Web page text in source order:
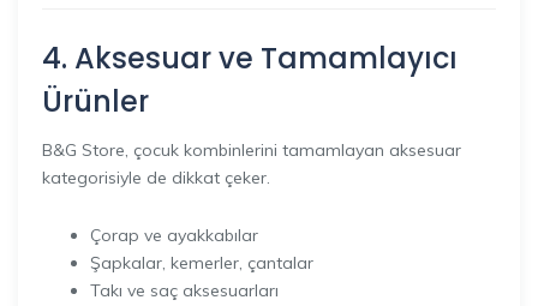
4. Aksesuar ve Tamamlayıcı
Ürünler
B&G Store, çocuk kombinlerini tamamlayan aksesuar
kategorisiyle de dikkat çeker.
Çorap ve ayakkabılar
Şapkalar, kemerler, çantalar
Takı ve saç aksesuarları